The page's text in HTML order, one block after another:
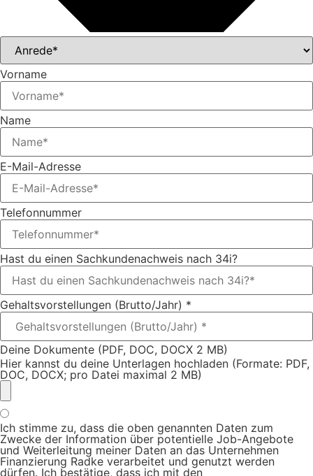
Vorname
Name
E-Mail-Adresse
Telefonnummer
Hast du einen Sachkundenachweis nach 34i?
Gehaltsvorstellungen (Brutto/Jahr) *
Deine Dokumente (PDF, DOC, DOCX 2 MB)
Hier kannst du deine Unterlagen hochladen (Formate: PDF,
DOC, DOCX; pro Datei maximal 2 MB)
Ich stimme zu, dass die oben genannten Daten zum
Zwecke der Information über potentielle Job-Angebote
und Weiterleitung meiner Daten an das Unternehmen
Finanzierung Radke verarbeitet und genutzt werden
dürfen. Ich bestätige, dass ich mit den